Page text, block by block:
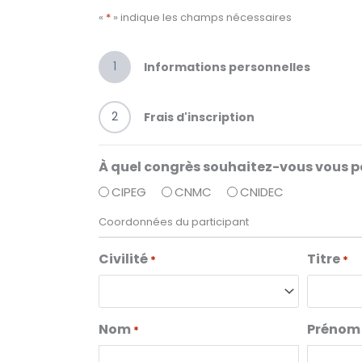
« * » indique les champs nécessaires
1 Informations personnelles
2 Frais d'inscription
À quel congrès souhaitez-vous vous
CIPEG CNMC CNIDEC
Coordonnées du participant
Civilité * Titre *
Nom * Prénom